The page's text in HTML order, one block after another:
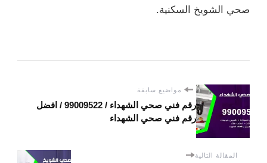
صحي الشويخ السكنية.
مواضيع سابقة
رقم فني صحي الشهداء / 99009522 / افضل
رقم فني صحي الشهداء
المقالة التالية